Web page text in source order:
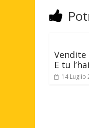
Vendite
E tu
14 Luglio